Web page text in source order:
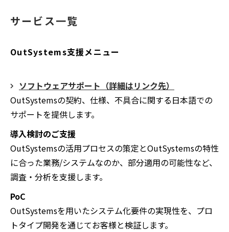
サービス一覧
OutSystems支援メニュー
ソフトウェアサポート（詳細はリンク先）
OutSystemsの契約、仕様、不具合に関する日本語での
サポートを提供します。
導入検討のご支援
OutSystemsの活用プロセスの策定とOutSystemsの特性
に合った業務/システムなのか、部分適用の可能性など、
調査・分析を支援します。
PoC
OutSystemsを用いたシステム化要件の実現性を、プロ
トタイプ開発を通じてお客様と検証します。